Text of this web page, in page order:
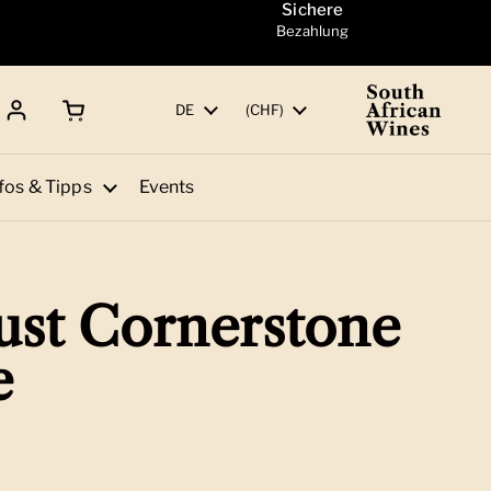
Sichere
Bezahlung
Sprache
DE Land/Region
(CHF)
& Tipps Events
Cornerstone